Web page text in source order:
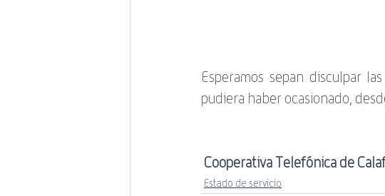
Mundial de Rugby
Esperamos sepan disculpar
pudiera haber ocasionado,
Cooperativa Telefónica de
Estado de servicio